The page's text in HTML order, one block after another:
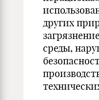
других
среды,